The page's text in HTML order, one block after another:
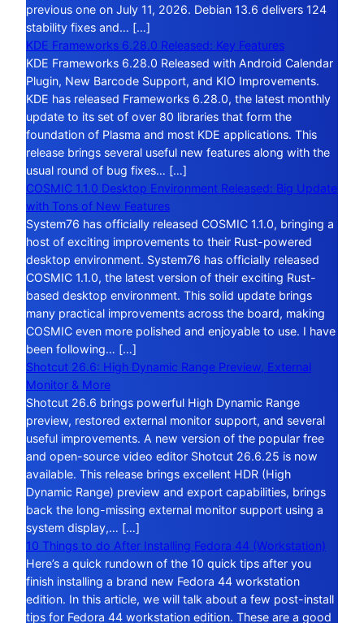
previous one on July 11, 2026. Debian 13.6 delivers 124
stability fixes and… […]
KDE Frameworks 6.28.0 Released: Key Features
KDE Frameworks 6.28.0 Released with Android Calendar
Plugin, New Barcode Support, and KIO Improvements.
KDE has released Frameworks 6.28.0, the latest monthly
update to its set of over 80 libraries that form the
foundation of Plasma and most KDE applications. This
release brings several useful new features along with the
usual round of bug fixes… […]
COSMIC 1.1.0 Desktop Environment Released: Big Update
with Tons of New Features
System76 has officially released COSMIC 1.1.0, bringing a
host of exciting improvements to their Rust-powered
desktop environment. System76 has officially released
COSMIC 1.1.0, the latest version of their exciting Rust-
based desktop environment. This solid update brings
many practical improvements across the board, making
COSMIC even more polished and enjoyable to use. I have
been following… […]
Shotcut 26.6: High Dynamic Range Preview, External
Monitor & More
Shotcut 26.6 brings powerful High Dynamic Range
preview, restored external monitor support, and several
useful improvements. A new version of the popular free
and open-source video editor Shotcut 26.6.25 is now
available. This release brings excellent HDR (High
Dynamic Range) preview and export capabilities, brings
back the long-missing external monitor support using a
system display,… […]
10 Things to do After Installing Fedora 44 (Workstation)
Here’s a quick rundown of the 10 quick tips after you
finish installing a brand new Fedora 44 workstation
edition. In this article, we will talk about a few post-install
tips for Fedora 44 workstation edition. These are a good